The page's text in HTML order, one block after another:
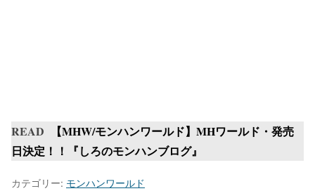
READ
【MHW/モンハンワールド】MHワールド・発売
日決定！！『しろのモンハンブログ』
カテゴリー: モンハンワールド